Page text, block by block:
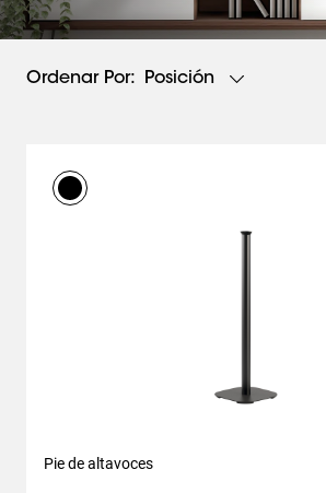
Ordenar Por: Posición
Pie de altavoces